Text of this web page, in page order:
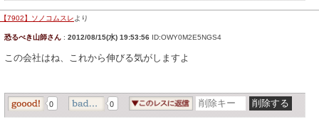
【7902】ソノコムスレ より
恐るべき山師さん : 2012/08/15(水) 19:53:56 ID:OWY0M2E5NGS4
この会社はね、これから伸びる気がしますよ
0 0